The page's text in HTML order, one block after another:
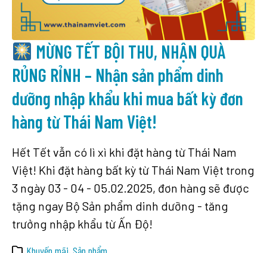
MỪNG TẾT BỘI THU, NHẬN QUÀ
RỦNG RỈNH – Nhận sản phẩm dinh
dưỡng nhập khẩu khi mua bất kỳ đơn
hàng từ Thái Nam Việt!
Hết Tết vẫn có lì xì khi đặt hàng từ Thái Nam
Việt! Khi đặt hàng bất kỳ từ Thái Nam Việt trong
3 ngày 03 - 04 - 05.02.2025, đơn hàng sẽ được
tặng ngay Bộ Sản phẩm dinh dưỡng - tăng
trưởng nhập khẩu từ Ấn Độ!